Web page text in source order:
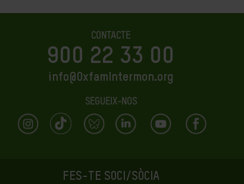
FES-TE SOCI/SÒCIA
CONTACTE
900 22 33 00
info@OxfamIntermon.org
SEGUEIX-NOS
LA IGUALTAT ÉS EL FUTUR